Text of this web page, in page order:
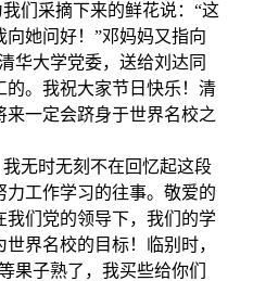
们采摘下来的鲜花说：“这
她问好！”邓妈妈又指向
华大学党委，送给刘达同
。我祝大家节日快乐！清
一定会跻身于世界名校之
无时无刻不在回忆起这段
工作学习的往事。敬爱的
我们党的领导下，我们的学
界名校的目标！临别时，
果子熟了，我买些给你们